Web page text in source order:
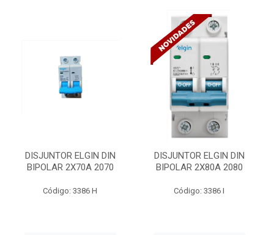
DISJUNTOR ELGIN DIN
BIPOLAR 2X70A 2070
Código: 3386 H
DISJUNTOR ELGIN DIN
BIPOLAR 2X80A 2080
Código: 3386 I